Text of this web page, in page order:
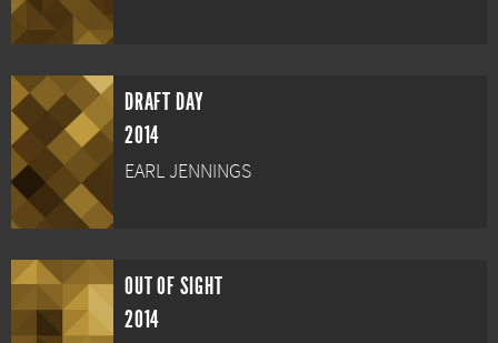
DRAFT DAY
2014
EARL JENNINGS
OUT OF SIGHT
2014